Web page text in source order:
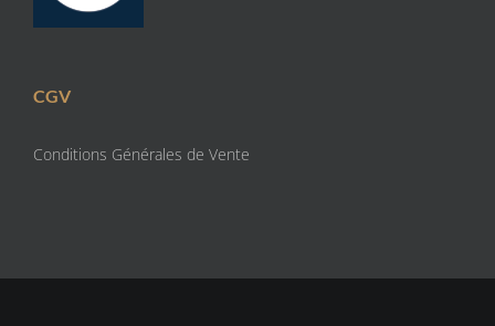
CGV
Conditions Générales de Vente